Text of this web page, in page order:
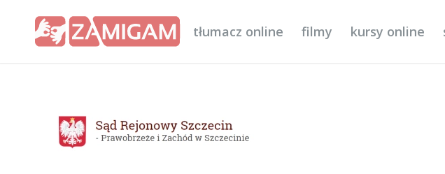
tłumacz online filmy kursy online